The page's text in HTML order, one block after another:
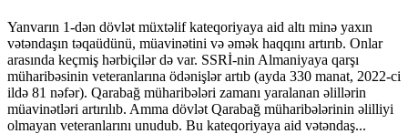
Yanvarın 1-dən dövlət müxtəlif kateqoriyaya aid altı minə yaxın
vətəndaşın təqaüdünü, müavinətini və əmək haqqını artırıb. Onlar
arasında keçmiş hərbiçilər də var. SSRİ-nin Almaniyaya qarşı
müharibəsinin veteranlarına ödənişlər artıb (ayda 330 manat, 2022-ci
ildə 81 nəfər). Qarabağ müharibələri zamanı yaralanan əlillərin
müavinətləri artırılıb. Amma dövlət Qarabağ müharibələrinin əlilliyi
olmayan veteranlarını unudub. Bu kateqoriyaya aid vətəndaş...